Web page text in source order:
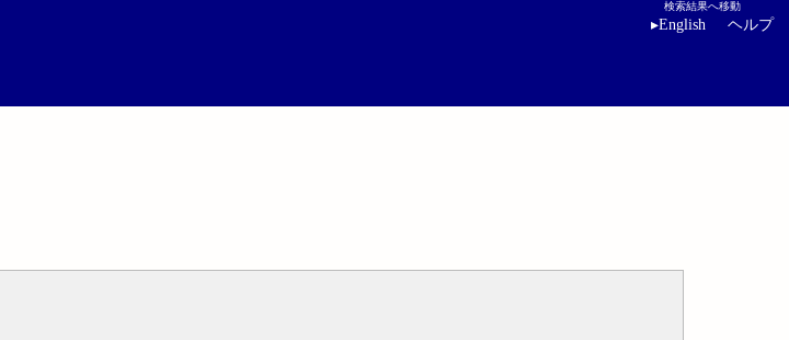
検索結果へ移動
▸English ヘルプ